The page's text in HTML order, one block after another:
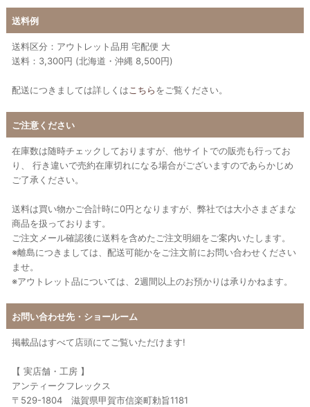
送料例
送料区分：アウトレット品用 宅配便 大
送料：3,300円 (北海道・沖縄 8,500円)
配送につきましては詳しくは こちらをご覧ください。
ご注意ください
在庫数は随時チェックしておりますが、他サイトでの販売も行ってお
り、 行き違いで売約在庫切れになる場合がございますのであらかじめ
ご了承ください。
送料は買い物かご合計時に0円となりますが、弊社では大小さまざまな
商品を扱っております。
ご注文メール確認後に送料を含めたご注文明細をご案内いたします。
※離島につきましては、配送可能かをご注文前にお問い合わせください
ませ。
※アウトレット品については、2週間以上のお預かりは承りかねます。
お問い合わせ先・ショールーム
掲載品はすべて店頭にてご覧いただけます!
【 実店舗・工房 】
アンティークフレックス
〒529-1804 滋賀県甲賀市信楽町勅旨1181